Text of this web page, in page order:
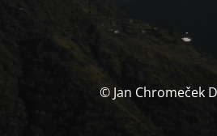
© Jan Chromeček